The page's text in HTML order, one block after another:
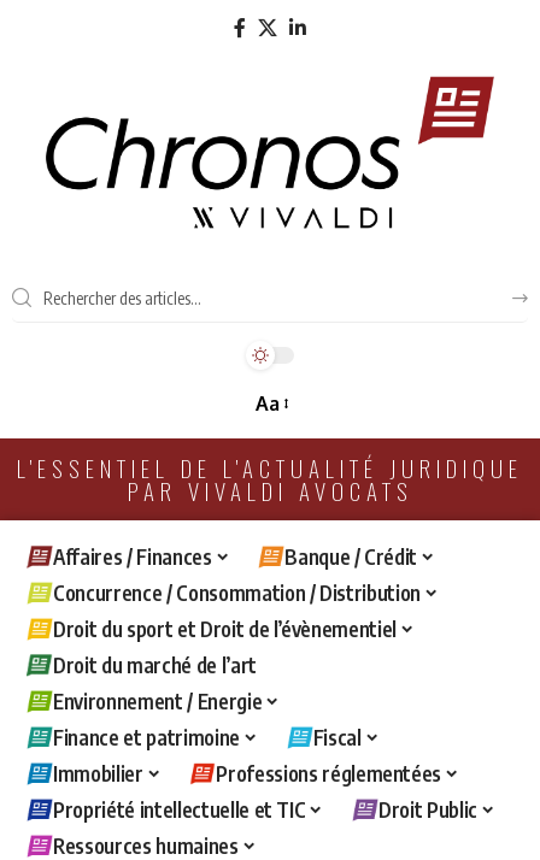
Aa
L'ESSENTIEL DE L'ACTUALITÉ JURIDIQUE
PAR VIVALDI AVOCATS
Affaires / Finances
Banque / Crédit
Concurrence / Consommation / Distribution
Droit du sport et Droit de l’évènementiel
Droit du marché de l’art
Environnement / Energie
Finance et patrimoine
Fiscal
Immobilier
Professions réglementées
Propriété intellectuelle et TIC
Droit Public
Ressources humaines